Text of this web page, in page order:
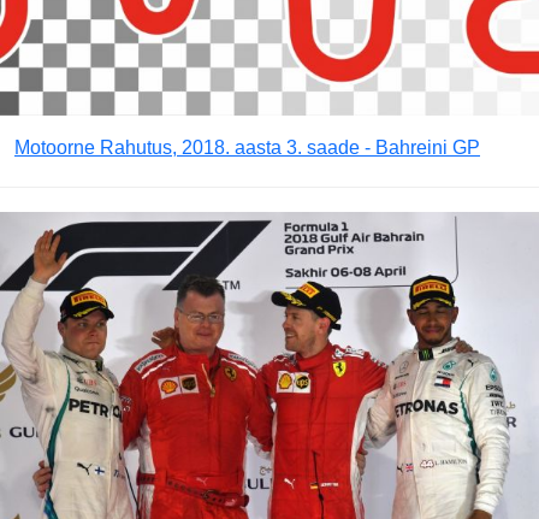
Motoorne Rahutus, 2018. aasta 3. saade - Bahreini GP